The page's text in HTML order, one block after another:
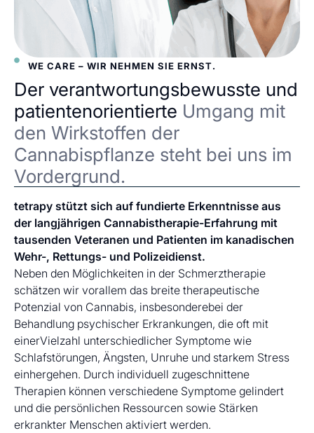
WE CARE – WIR NEHMEN SIE ERNST.
Der verantwortungsbewusste und
patientenorientierte Umgang mit
den Wirkstoffen der
Cannabispflanze steht bei uns im
Vordergrund.
tetrapy stützt sich auf fundierte Erkenntnisse aus
der langjährigen Cannabistherapie-Erfahrung mit
tausenden Veteranen und Patienten im kanadischen
Wehr-, Rettungs- und Polizeidienst.
Neben den Möglichkeiten in der Schmerztherapie
schätzen wir vorallem das breite therapeutische
Potenzial von Cannabis, insbesonderebei der
Behandlung psychischer Erkrankungen, die oft mit
einerVielzahl unterschiedlicher Symptome wie
Schlafstörungen, Ängsten, Unruhe und starkem Stress
einhergehen. Durch individuell zugeschnittene
Therapien können verschiedene Symptome gelindert
und die persönlichen Ressourcen sowie Stärken
erkrankter Menschen aktiviert werden.